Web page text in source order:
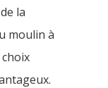
la
moulin à